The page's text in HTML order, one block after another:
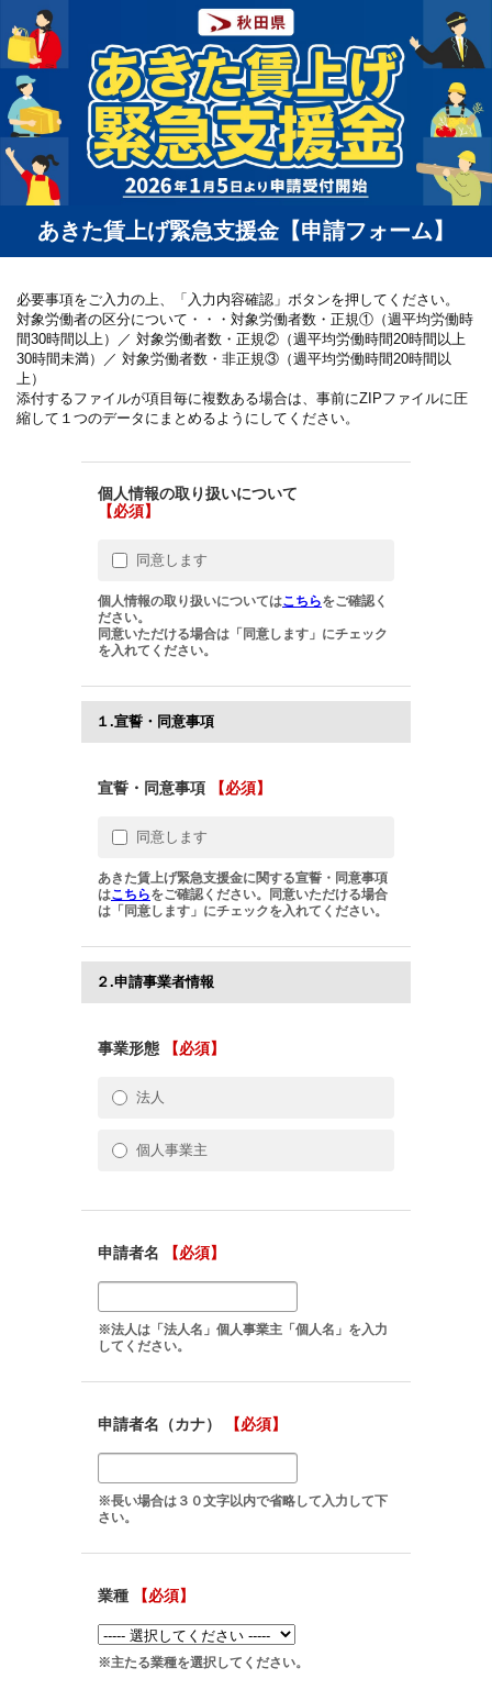
あきた賃上げ緊急支援金【申請フォーム】
必要事項をご入力の上、「入力内容確認」ボタンを押してください。
対象労働者の区分について・・・対象労働者数・正規①（週平均労働時
間30時間以上）／ 対象労働者数・正規②（週平均労働時間20時間以上
30時間未満）／ 対象労働者数・非正規③（週平均労働時間20時間以
上）
添付するファイルが項目毎に複数ある場合は、事前にZIPファイルに圧
縮して１つのデータにまとめるようにしてください。
個人情報の取り扱いについて
【必須】
同意します
個人情報の取り扱いについてはこちらをご確認く
ださい。
同意いただける場合は「同意します」にチェック
を入れてください。
１.宣誓・同意事項
宣誓・同意事項 【必須】
同意します
あきた賃上げ緊急支援金に関する宣誓・同意事項
はこちらをご確認ください。同意いただける場合
は「同意します」にチェックを入れてください。
２.申請事業者情報
事業形態 【必須】
法人
個人事業主
申請者名 【必須】
※法人は「法人名」個人事業主「個人名」を入力
してください。
申請者名（カナ） 【必須】
※長い場合は３０文字以内で省略して入力して下
さい。
業種 【必須】
※主たる業種を選択してください。